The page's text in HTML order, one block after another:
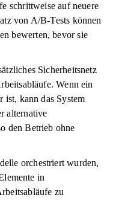
schrittweise auf neuere
von A/B-Tests können
bewerten, bevor sie
Sicherheitsnetz
Wenn ein
ist, kann das System
alternative
den Betrieb ohne
orchestriert wurden,
in
zu